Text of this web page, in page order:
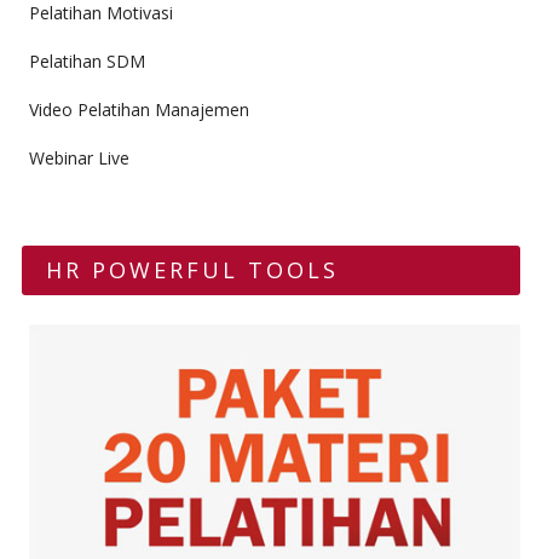
Pelatihan Motivasi
Pelatihan SDM
Video Pelatihan Manajemen
Webinar Live
HR POWERFUL TOOLS